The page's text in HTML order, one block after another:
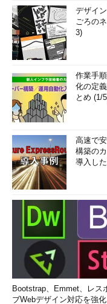
デザイ
ごろの
3)
作業手
化の定
とめ (1/
高速で
構築の
導入し
Bootstrap、Emmet、レス
ブWebデザイン対応を強